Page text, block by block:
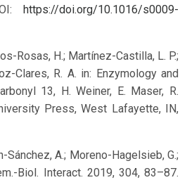
https://doi.org/10.1016/s0009-
Rosas, H.; Martínez-Castilla, L. P.;
Clares, R. A. in: Enzymology and
13, H. Weiner, E. Maser, R.
Press, West Lafayette, IN,
Sánchez, A.; Moreno-Hagelsieb, G.;
Biol. Interact. 2019, 304, 83–87.